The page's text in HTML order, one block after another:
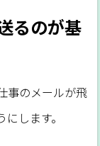
るのが基
事のメールが飛
します。